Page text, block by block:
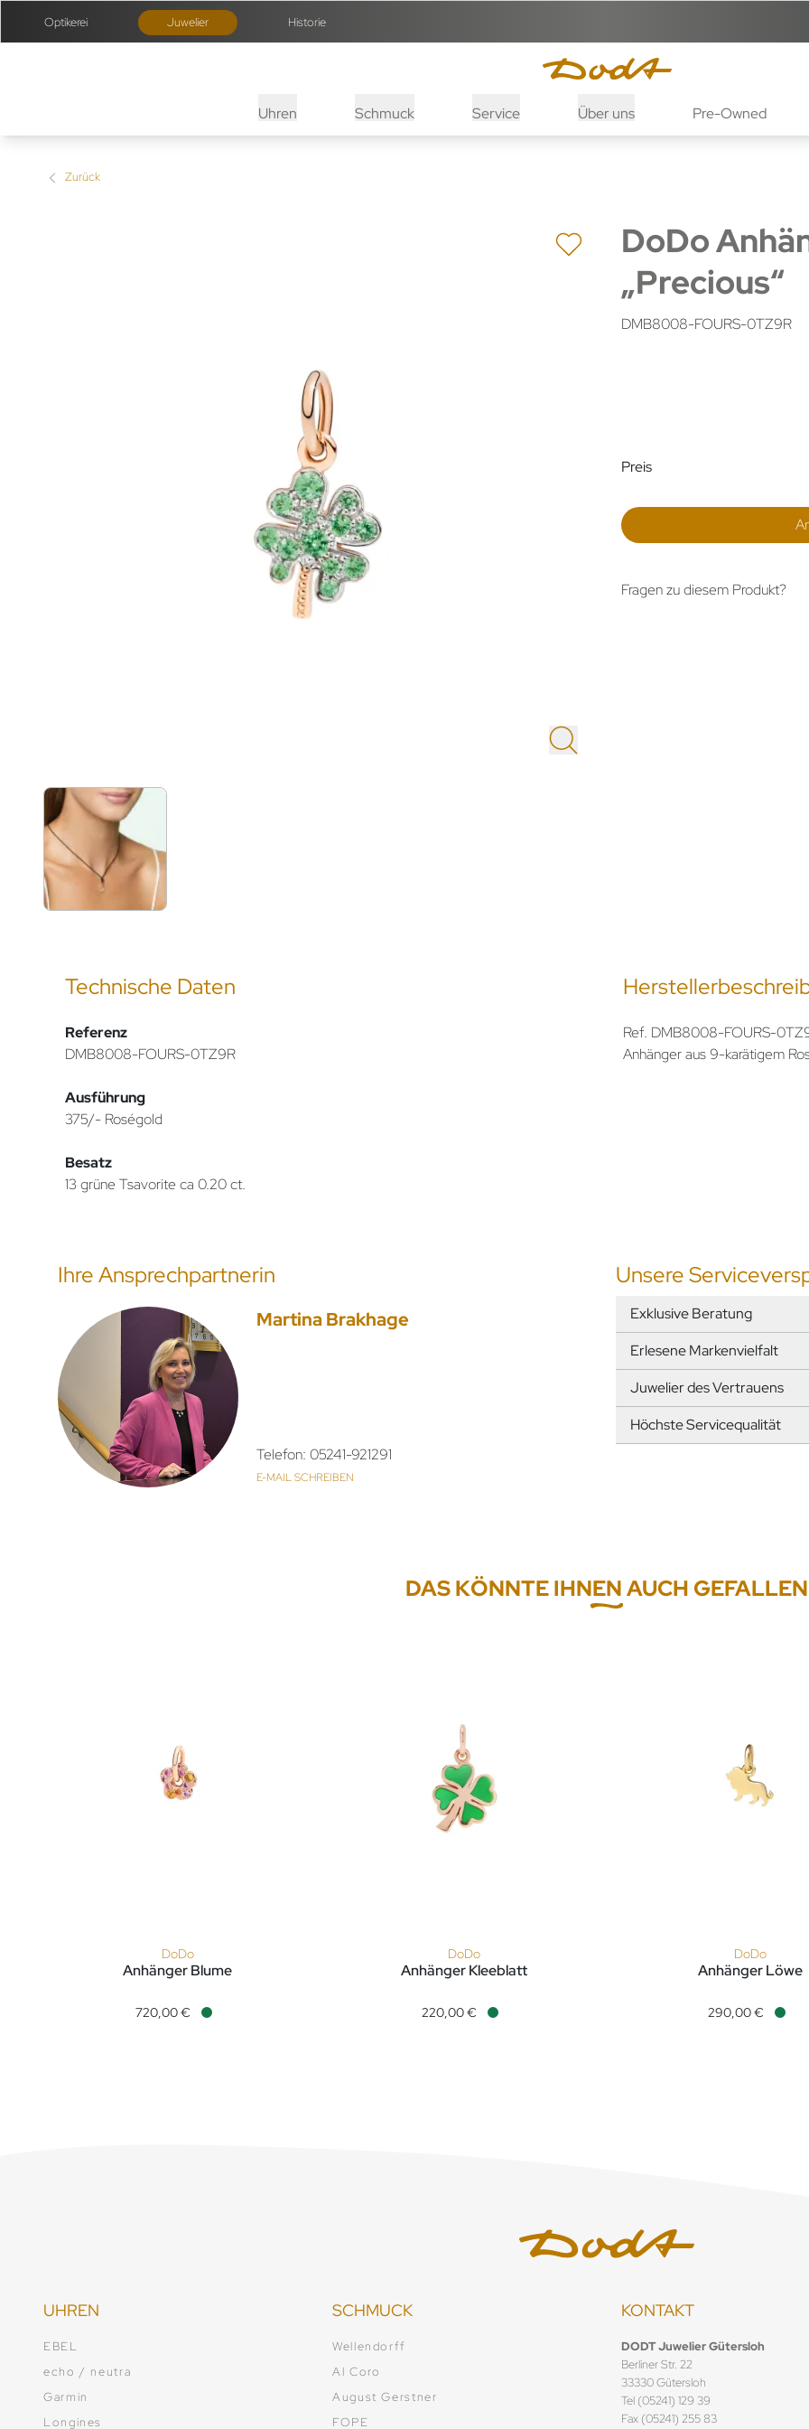
Optikerei Juwelier Historie
Uhren Schmuck Service Über uns Pre-Owned
Zurück
DoDo
„Precious“
DMB8008-FOURS-0TZ9R
Preis
Fragen zu diesem Produkt?
Technische Daten
Referenz
DMB8008-FOURS-0TZ9R
Ausführung
375/- Roségold
Besatz
13 grüne Tsavorite ca 0.20 ct.
Ref. DMB8008-FOURS-
Anhänger aus 9-karätigem
Ihre Ansprechpartnerin
Martina Brakhage
Telefon: 05241-921291
E-MAIL SCHREIBEN
Unsere
Exklusive Beratung
Erlesene Markenvielfalt
Juwelier des Vertrauens
Höchste Servicequalität
DAS KÖNNTE IHNEN AUCH GEFALLEN
DoDo
Anhänger Blume
720,00 €
DoDo
Anhänger Kleeblatt
220,00 €
DoDo
Anhänger Löwe
290,00 €
UHREN
EBEL
echo / neutra
Garmin
Longines
SCHMUCK
Wellendorff
Al Coro
August Gerstner
FOPE
KONTAKT
DODT Juwelier Gütersloh
Berliner Str. 22
33330 Gütersloh
Tel (05241) 129 39
Fax (05241) 255 83